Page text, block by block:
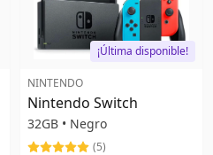
¡Última disponible!
NINTENDO
Nintendo Switch
32GB • Negro
(5)